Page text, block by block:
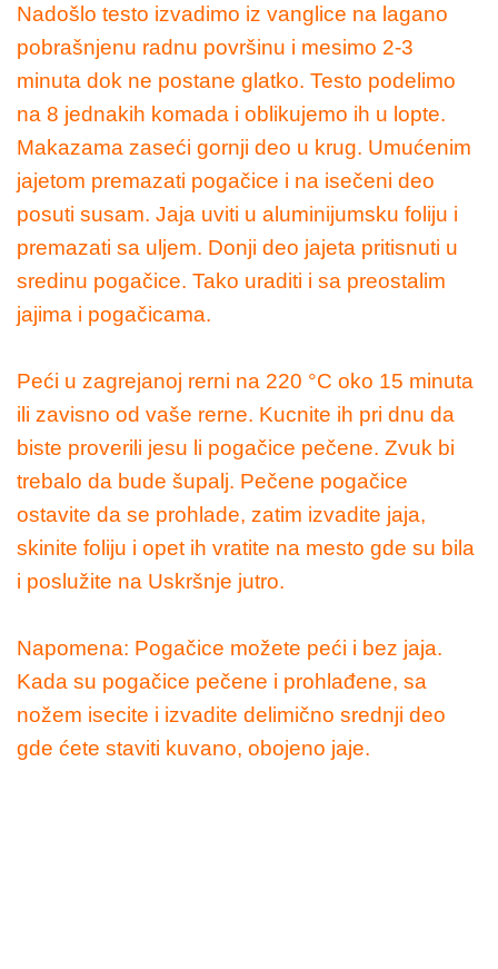
Nadošlo testo izvadimo iz vanglice na lagano
pobrašnjenu radnu površinu i mesimo 2-3
minuta dok ne postane glatko. Testo podelimo
na 8 jednakih komada i oblikujemo ih u lopte.
Makazama zaseći gornji deo u krug. Umućenim
jajetom premazati pogačice i na isečeni deo
posuti susam. Jaja uviti u aluminijumsku foliju i
premazati sa uljem. Donji deo jajeta pritisnuti u
sredinu pogačice. Tako uraditi i sa preostalim
jajima i pogačicama.
Peći u zagrejanoj rerni na 220 °C oko 15 minuta
ili zavisno od vaše rerne. Kucnite ih pri dnu da
biste proverili jesu li pogačice pečene. Zvuk bi
trebalo da bude šupalj. Pečene pogačice
ostavite da se prohlade, zatim izvadite jaja,
skinite foliju i opet ih vratite na mesto gde su bila
i poslužite na Uskršnje jutro.
Napomena: Pogačice možete peći i bez jaja.
Kada su pogačice pečene i prohlađene, sa
nožem isecite i izvadite delimično srednji deo
gde ćete staviti kuvano, obojeno jaje.